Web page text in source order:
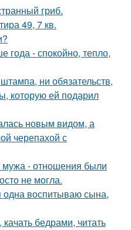
гриб.
49, 7 кв.
- спокойно, тепло,
ни обязательств,
которую ей подарил
новым видом, а
черепахой с
мужа - отношения были
не могла.
воспитываю сына,
бедрами, читать